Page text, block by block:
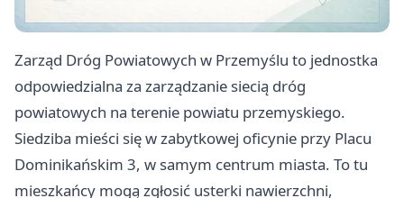
Zarząd Dróg Powiatowych w Przemyślu to jednostka
odpowiedzialna za zarządzanie siecią dróg
powiatowych na terenie powiatu przemyskiego.
Siedziba mieści się w zabytkowej oficynie przy Placu
Dominikańskim 3, w samym centrum miasta. To tu
mieszkańcy mogą zgłosić usterki nawierzchni,